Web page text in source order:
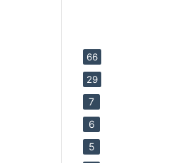
66
29
7
6
5